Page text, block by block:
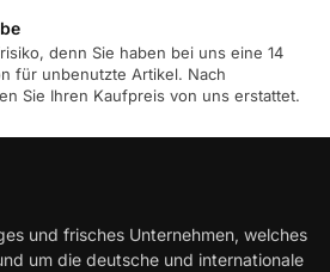
denn Sie haben bei uns eine 14
für unbenutzte Artikel. Nach
Sie Ihren Kaufpreis von uns erstattet.
und frisches Unternehmen, welches
um die deutsche und internationale